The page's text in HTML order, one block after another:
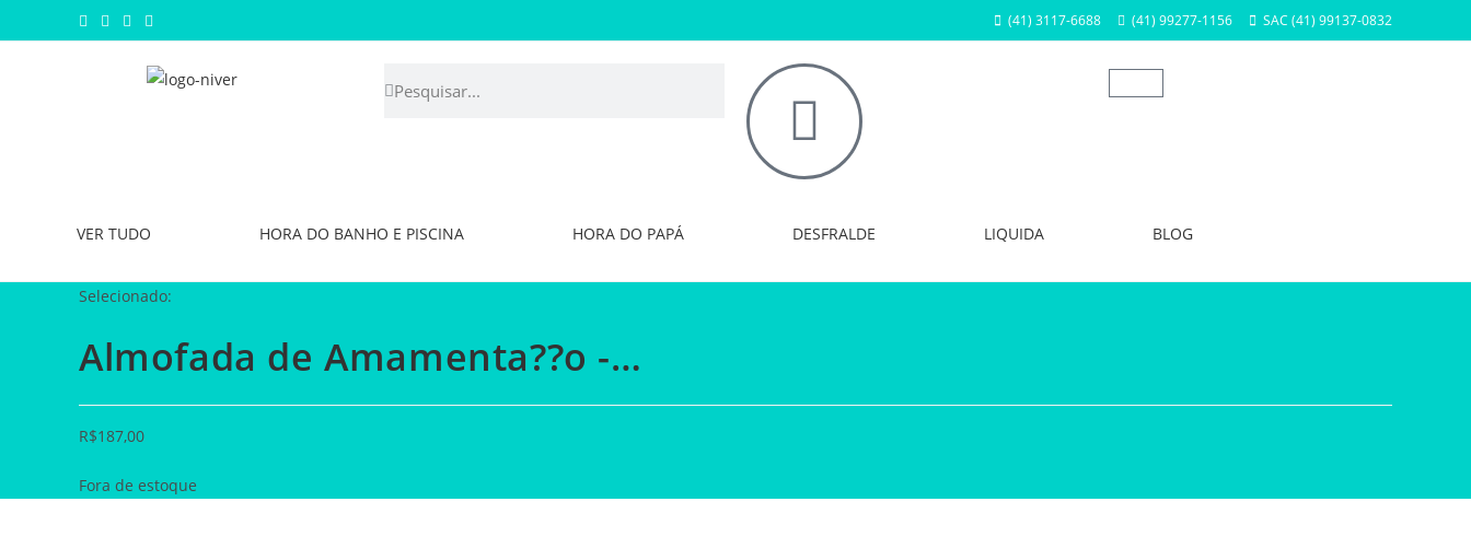
(41) 3117-6688 (41) 99277-1156 SAC (41) 99137-0832
VER TUDO HORA DO BANHO E PISCINA HORA DO PAPÁ DESFRALDE LIQUIDA BLOG
Selecionado:
Almofada de Amamenta??o -…
R$187,00
Fora de estoque